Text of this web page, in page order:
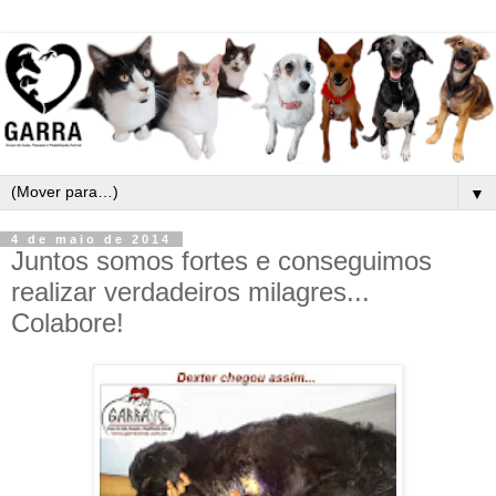
▼
4 de maio de 2014
Juntos somos fortes e conseguimos
realizar verdadeiros milagres...
Colabore!